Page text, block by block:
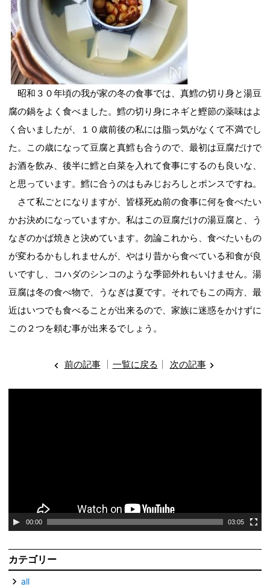
昭和３０年頃の我が家の冬の食事では、真鱈の切り身と湯豆
腐の鍋をよく食べました。鱈の切り身にネギと鰹節の薬味はよ
く合いましたが、１０歳前後の私には脂っ気がなくて不満でし
た。この歳になって豆腐と真鱈も合うので、最初は豆腐だけで
お酒を飲み、後半に鱈と白菜を入れて食事にするのも良いな、
と思っています。鱈に合うのはもみじおろしとポンスですね。
さて私ごとになりますが、皆様死ぬ前の食事に何を食べたい
かお決めになっていますか。私はこの豆腐だけの湯豆腐と、う
なぎのかば焼きと決めています。勿論これから、食べたいもの
が変わるかもしれませんが、やはり昔から食べている和食が良
いですし、コハダのシンコのような季節外れもいけません。湯
豆腐は冬の食べ物で、うなぎは夏です。それでもこの両方、最
近はいつでも食べることが出来るので、家族に迷惑をかけずに
この２つを頼む事が出来るでしょう。
前の記事 一覧に戻る 次の記事
00:00 03:05
カテゴリー
all